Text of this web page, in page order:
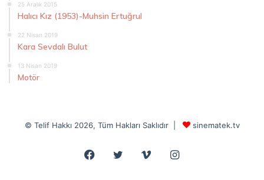
25 Aralık 2015
Halıcı Kız (1953)-Muhsin Ertuğrul
22 Nisan 2019
Kara Sevdalı Bulut
13 Nisan 2019
Motör
© Telif Hakkı 2026, Tüm Hakları Saklıdır | sinematek.tv
Facebook
Twitter VimeoInstagram